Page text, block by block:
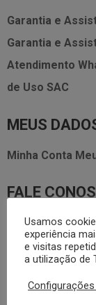
Garantia e
Garantia e
Atendimento
de Uso SAC
MEUS
Minha Conta
FALE
Atendimento
VISITE
Usamos
experiência
e visitas
a utilização de